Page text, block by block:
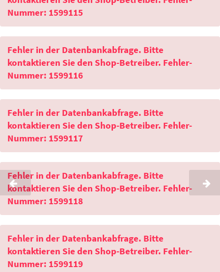
Nummer: 1599115
Fehler in der Datenbankabfrage. Bitte
kontaktieren Sie den Shop-Betreiber. Fehler-
Nummer: 1599116
Fehler in der Datenbankabfrage. Bitte
kontaktieren Sie den Shop-Betreiber. Fehler-
Nummer: 1599117
Fehler in der Datenbankabfrage. Bitte
kontaktieren Sie den Shop-Betreiber. Fehler-
Nummer: 1599118
Fehler in der Datenbankabfrage. Bitte
kontaktieren Sie den Shop-Betreiber. Fehler-
Nummer: 1599119